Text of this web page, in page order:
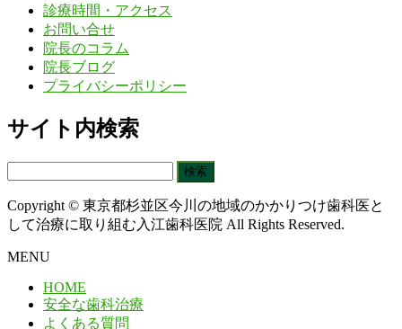
診療時間・アクセス
お問い合せ
院長のコラム
院長ブログ
プライバシーポリシー
サイト内検索
Copyright © 東京都杉並区今川の地域のかかりつけ歯科医と
して治療に取り組む入江歯科医院 All Rights Reserved.
MENU
HOME
安全な歯科治療
よくある質問